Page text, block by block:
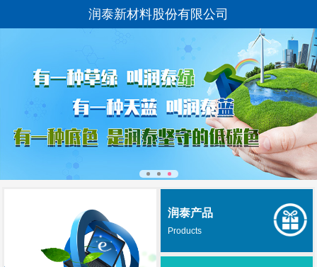
润泰新材料股份有限公司
润泰产品
Products